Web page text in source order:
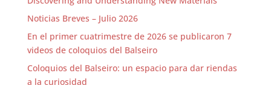
Noticias Breves – Julio 2026
En el primer cuatrimestre de 2026 se publicaron 7
videos de coloquios del Balseiro
Coloquios del Balseiro: un espacio para dar riendas
a la curiosidad